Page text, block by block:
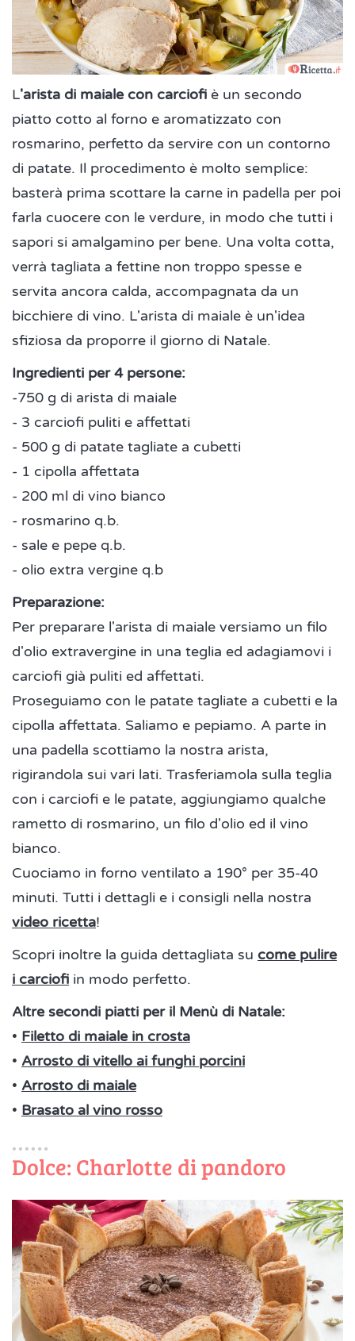
L'arista di maiale con carciofi è un secondo
piatto cotto al forno e aromatizzato con
rosmarino, perfetto da servire con un contorno
di patate. Il procedimento è molto semplice:
basterà prima scottare la carne in padella per poi
farla cuocere con le verdure, in modo che tutti i
sapori si amalgamino per bene. Una volta cotta,
verrà tagliata a fettine non troppo spesse e
servita ancora calda, accompagnata da un
bicchiere di vino. L'arista di maiale è un'idea
sfiziosa da proporre il giorno di Natale.
Ingredienti per 4 persone:
-750 g di arista di maiale
- 3 carciofi puliti e affettati
- 500 g di patate tagliate a cubetti
- 1 cipolla affettata
- 200 ml di vino bianco
- rosmarino q.b.
- sale e pepe q.b.
- olio extra vergine q.b
Preparazione:
Per preparare l'arista di maiale versiamo un filo
d'olio extravergine in una teglia ed adagiamovi i
carciofi già puliti ed affettati.
Proseguiamo con le patate tagliate a cubetti e la
cipolla affettata. Saliamo e pepiamo. A parte in
una padella scottiamo la nostra arista,
rigirandola sui vari lati. Trasferiamola sulla teglia
con i carciofi e le patate, aggiungiamo qualche
rametto di rosmarino, un filo d'olio ed il vino
bianco.
Cuociamo in forno ventilato a 190° per 35-40
minuti. Tutti i dettagli e i consigli nella nostra
video ricetta!
Scopri inoltre la guida dettagliata su come pulire
i carciofi in modo perfetto.
Altre secondi piatti per il Menù di Natale:
• Filetto di maiale in crosta
• Arrosto di vitello ai funghi porcini
• Arrosto di maiale
• Brasato al vino rosso
Dolce: Charlotte di pandoro